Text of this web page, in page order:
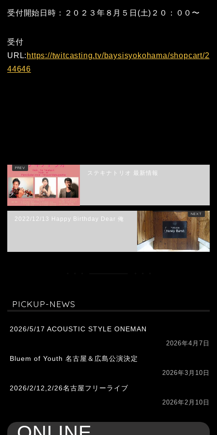
受付開始日時：２０２３年８月５日(土)２０：００〜
受付
URL: https://twitcasting.tv/baysisyokohama/shopcart/2
44646
ステキナトリオ 最新情報
2022/12/13 Happy Birthday Dear 俺
PICKUP-NEWS
2026/5/17 ACOUSTIC STYLE ONEMAN
2026年4月7日
Bluem of Youth 名古屋＆広島公演決定
2026年3月10日
2026/2/12,2/26名古屋フリーライブ
2026年2月10日